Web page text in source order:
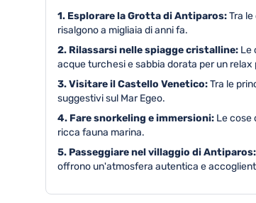
1. Esplorare la Grotta di Antiparos:Tra
risalgono a migliaia di anni fa.
2. Rilassarsi nelle spiagge cristalline: Le
acque turchesi e sabbia dorata per un
3. Visitare il Castello Venetico:Tra le
suggestivi sul Mar Egeo.
4. Fare snorkeling e immersioni: Le cose
ricca fauna marina.
5. Passeggiare nel villaggio di Antiparos:
offrono un'atmosfera autentica e